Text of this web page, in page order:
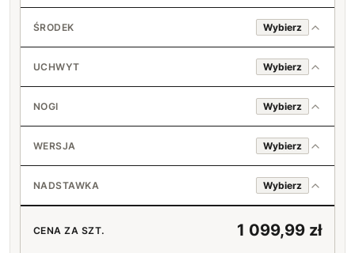
50 cm +60 zł
40 cm
45 cm +40 zł
50 cm +80 zł
ŚRODEK Wybierz
Drążek + 1 półka
Drążek + 2 półki +30 zł
Półki +140 zł
UCHWYT Wybierz
Standard (srebrny)
Loft (czarny)
Bez uchwytu
NOGI Wybierz
Standard (srebrne)
Czarne
WERSJA Wybierz
Prawa
NADSTAWKA Wybierz
Bez nadstawki
CENA ZA SZT. 1 099,99 zł